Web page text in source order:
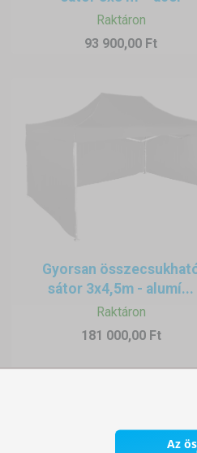
Raktáron
93 900,00 Ft
Gyorsan
sátor 3x4,5m - alumí...
Raktáron
181 000,00 Ft
Az